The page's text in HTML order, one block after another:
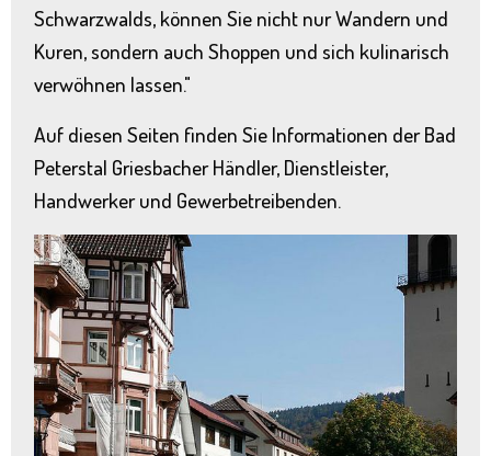
Schwarzwalds, können Sie nicht nur Wandern und
Kuren, sondern auch Shoppen und sich kulinarisch
verwöhnen lassen."
Auf diesen Seiten finden Sie Informationen der Bad
Peterstal Griesbacher Händler, Dienstleister,
Handwerker und Gewerbetreibenden.